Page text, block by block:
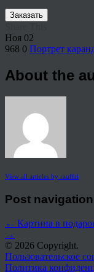
Заказать
Ноя 02
968 0 Портрет
About the
View all articles by rauffri
Post navigation
← Картина в
→
© 2026 Copyright.
Пользовательское
Политика